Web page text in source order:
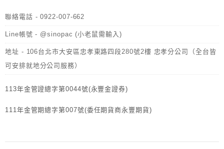
聯絡電話 - 0922-007-662
Line帳號 - @sinopac (小老鼠需輸入)
地址 - 106台北市大安區忠孝東路四段280號2樓 忠孝分公司（全台皆
可安排就地分公司服務）
113年金管證總字第0044號(永豐金證券)
111年金管期總字第007號(委任期貨商永豐期貨)